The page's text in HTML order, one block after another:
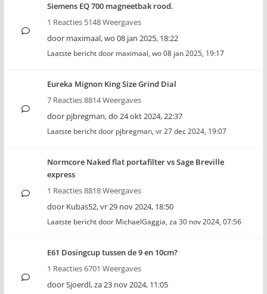
Siemens EQ 700 magneetbak rood.
1 Reacties 5148 Weergaves
door maximaal,wo 08 jan 2025, 18:22
Laatste bericht door maximaal, wo 08 jan 2025, 19:17
Eureka Mignon King Size Grind Dial
7 Reacties 8814 Weergaves
door pjbregman,do 24 okt 2024, 22:37
Laatste bericht door pjbregman, vr 27 dec 2024, 19:07
Normcore Naked flat portafilter vs Sage Breville
express
1 Reacties 8818 Weergaves
door Kubas52,vr 29 nov 2024, 18:50
Laatste bericht door MichaelGaggia, za 30 nov 2024, 07:56
E61 Dosingcup tussen de 9 en 10cm?
1 Reacties 6701 Weergaves
doorSjoerdl,za 23 nov 2024, 11:05